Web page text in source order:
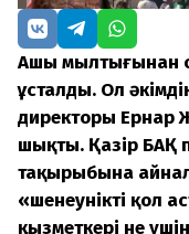
Аңшы мылтығынан
ұсталды. Ол
директоры Ернар
шықты. Қазір БАҚ
тақырыбына
«шенеунікті қол
қызметкері не